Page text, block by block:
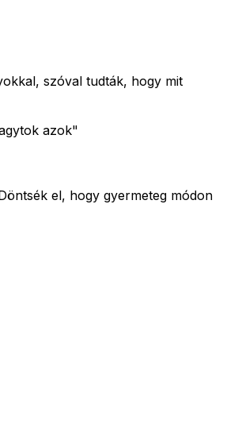
szóval tudták, hogy mit
azok"
el, hogy gyermeteg módon